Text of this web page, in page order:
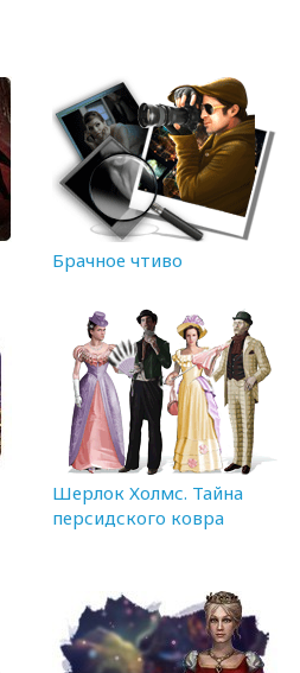
Брачное чтиво
Шерлок Холмс. Тайна
персидского ковра